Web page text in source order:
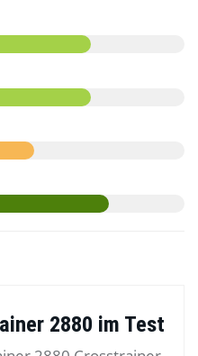
2880 im Test